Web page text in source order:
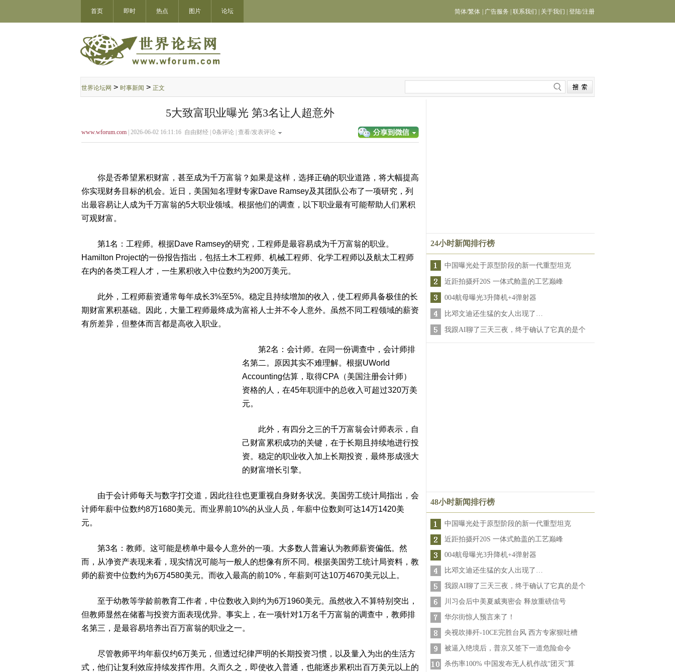
首页 即时 热点 图片 论坛 简体/繁体 广告服务 联系我们 关于我们 登陆/注册
世界论坛网 > 时事新闻 > 正文
5大致富职业曝光 第3名让人超意外
www.wforum.com | 2026-06-02 16:11:16 自由财经 | 0条评论 | 查看/发表评论
你是否希望累积财富，甚至成为千万富翁？如果是这样，选择正确的职业道路，将大幅提高
你实现财务目标的机会。近日，美国知名理财专家Dave Ramsey及其团队公布了一项研究，列
出最容易让人成为千万富翁的5大职业领域。根据他们的调查，以下职业最有可能帮助人们累积
可观财富。
第1名：工程师。根据Dave Ramsey的研究，工程师是最容易成为千万富翁的职业。
Hamilton Project的一份报告指出，包括土木工程师、机械工程师、化学工程师以及航太工程师
在内的各类工程人才，一生累积收入中位数约为200万美元。
此外，工程师薪资通常每年成长3%至5%。稳定且持续增加的收入，使工程师具备极佳的长
期财富累积基础。因此，大量工程师最终成为富裕人士并不令人意外。虽然不同工程领域的薪资
有所差异，但整体而言都是高收入职业。
第2名：会计师。在同一份调查中，会计师排
名第二。原因其实不难理解。根据UWorld
Accounting估算，取得CPA（美国注册会计师）
资格的人，在45年职涯中的总收入可超过320万美
元。
此外，有四分之三的千万富翁会计师表示，自
己财富累积成功的关键，在于长期且持续地进行投
资。稳定的职业收入加上长期投资，最终形成强大
的财富增长引擎。
由于会计师每天与数字打交道，因此往往也更重视自身财务状况。美国劳工统计局指出，会
计师年薪中位数约8万1680美元。而业界前10%的从业人员，年薪中位数则可达14万1420美
元。
第3名：教师。这可能是榜单中最令人意外的一项。大多数人普遍认为教师薪资偏低。然
而，从净资产表现来看，现实情况可能与一般人的想像有所不同。根据美国劳工统计局资料，教
师的薪资中位数约为6万4580美元。而收入最高的前10%，年薪则可达10万4670美元以上。
至于幼教等学龄前教育工作者，中位数收入则约为6万1960美元。虽然收入不算特别突出，
但教师显然在储蓄与投资方面表现优异。事实上，在一项针对1万名千万富翁的调查中，教师排
名第三，是最容易培养出百万富翁的职业之一。
尽管教师平均年薪仅约6万美元，但透过纪律严明的长期投资习惯，以及量入为出的生活方
式，他们让复利效应持续发挥作用。久而久之，即使收入普通，也能逐步累积出百万美元以上的
24小时新闻排行榜
中国曝光处于原型阶段的新一代重型坦克
近距拍摄歼20S 一体式舱盖的工艺巅峰
004航母曝光3升降机+4弹射器
比邓文迪还生猛的女人出现了…
我跟AI聊了三天三夜，终于确认了它真的是个
48小时新闻排行榜
中国曝光处于原型阶段的新一代重型坦克
近距拍摄歼20S 一体式舱盖的工艺巅峰
004航母曝光3升降机+4弹射器
比邓文迪还生猛的女人出现了…
我跟AI聊了三天三夜，终于确认了它真的是个
川习会后中美夏威夷密会 释放重磅信号
华尔街惊人预言来了！
央视吹捧歼-10CE完胜台风 西方专家狠吐槽
被逼入绝境后，普京又签下一道危险命令
杀伤率100% 中国发布无人机作战“团灭”算